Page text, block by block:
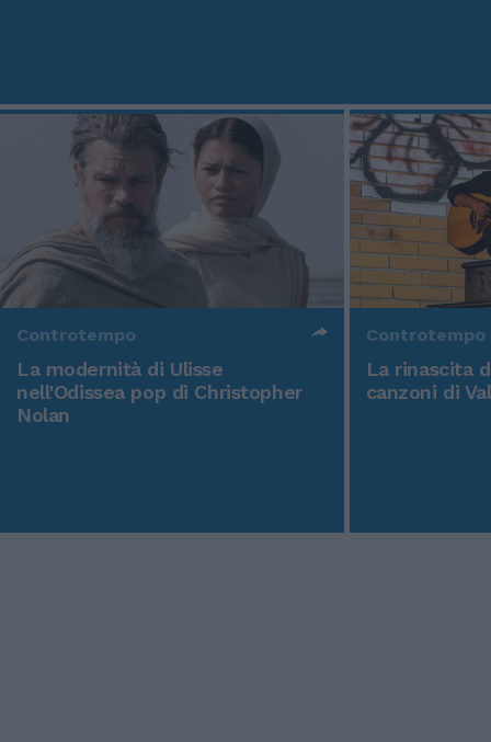
Controtempo
La modernità di Ulisse
nell'Odissea pop di Christopher
Nolan
Controtempo
La rinascita
canzoni di